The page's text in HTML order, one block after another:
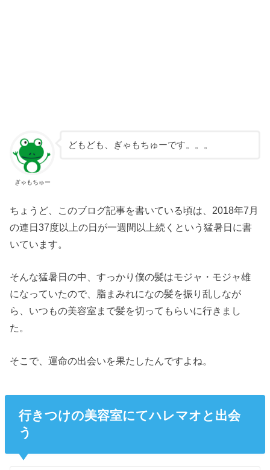
ぎゃもちゅー
どもども、ぎゃもちゅーです。。。
ちょうど、このブログ記事を書いている頃は、2018年7月
の連日37度以上の日が一週間以上続くという猛暑日に書
いています。
そんな猛暑日の中、すっかり僕の髪はモジャ・モジャ雄
になっていたので、脂まみれになの髪を振り乱しなが
ら、いつもの美容室まで髪を切ってもらいに行きまし
た。
そこで、運命の出会いを果たしたんですよね。
行きつけの美容室にてハレマオと出会
う